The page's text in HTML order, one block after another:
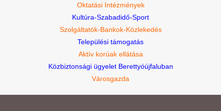
Oktatási Intézmények
Kultúra-Szabadidő-Sport
Szolgáltatók-Bankok-Közlekedés
Települési támogatás
Aktív korúak ellátása
Közbiztonsági ügyelet Berettyóújfaluban
Városgazda